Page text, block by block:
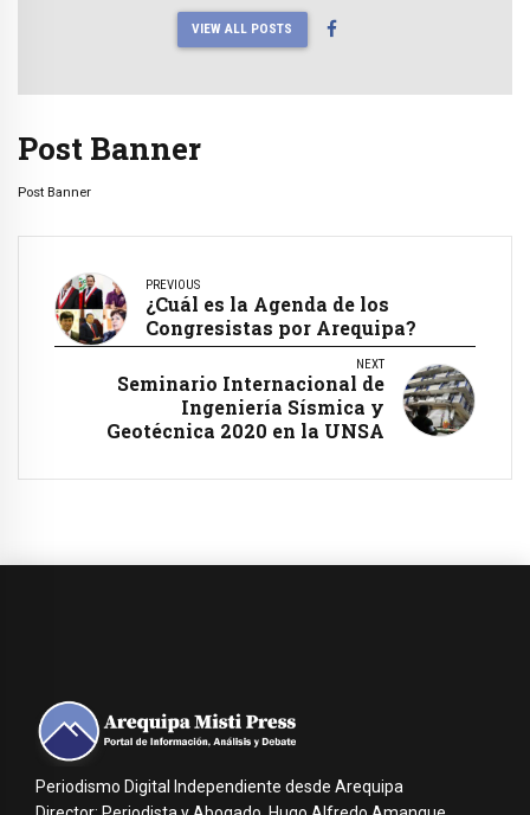
VIEW ALL POSTS
Post Banner
Post Banner
PREVIOUS
¿Cuál es la Agenda de los
Congresistas por Arequipa?
NEXT
Seminario Internacional de
Ingeniería Sísmica y
Geotécnica 2020 en la UNSA
Periodismo Digital Independiente desde Arequipa